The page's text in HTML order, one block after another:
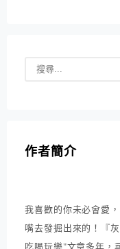
作者簡介
我喜歡的你未必會愛
嘴去發掘出來的！『
吃喝玩樂"文章多年，